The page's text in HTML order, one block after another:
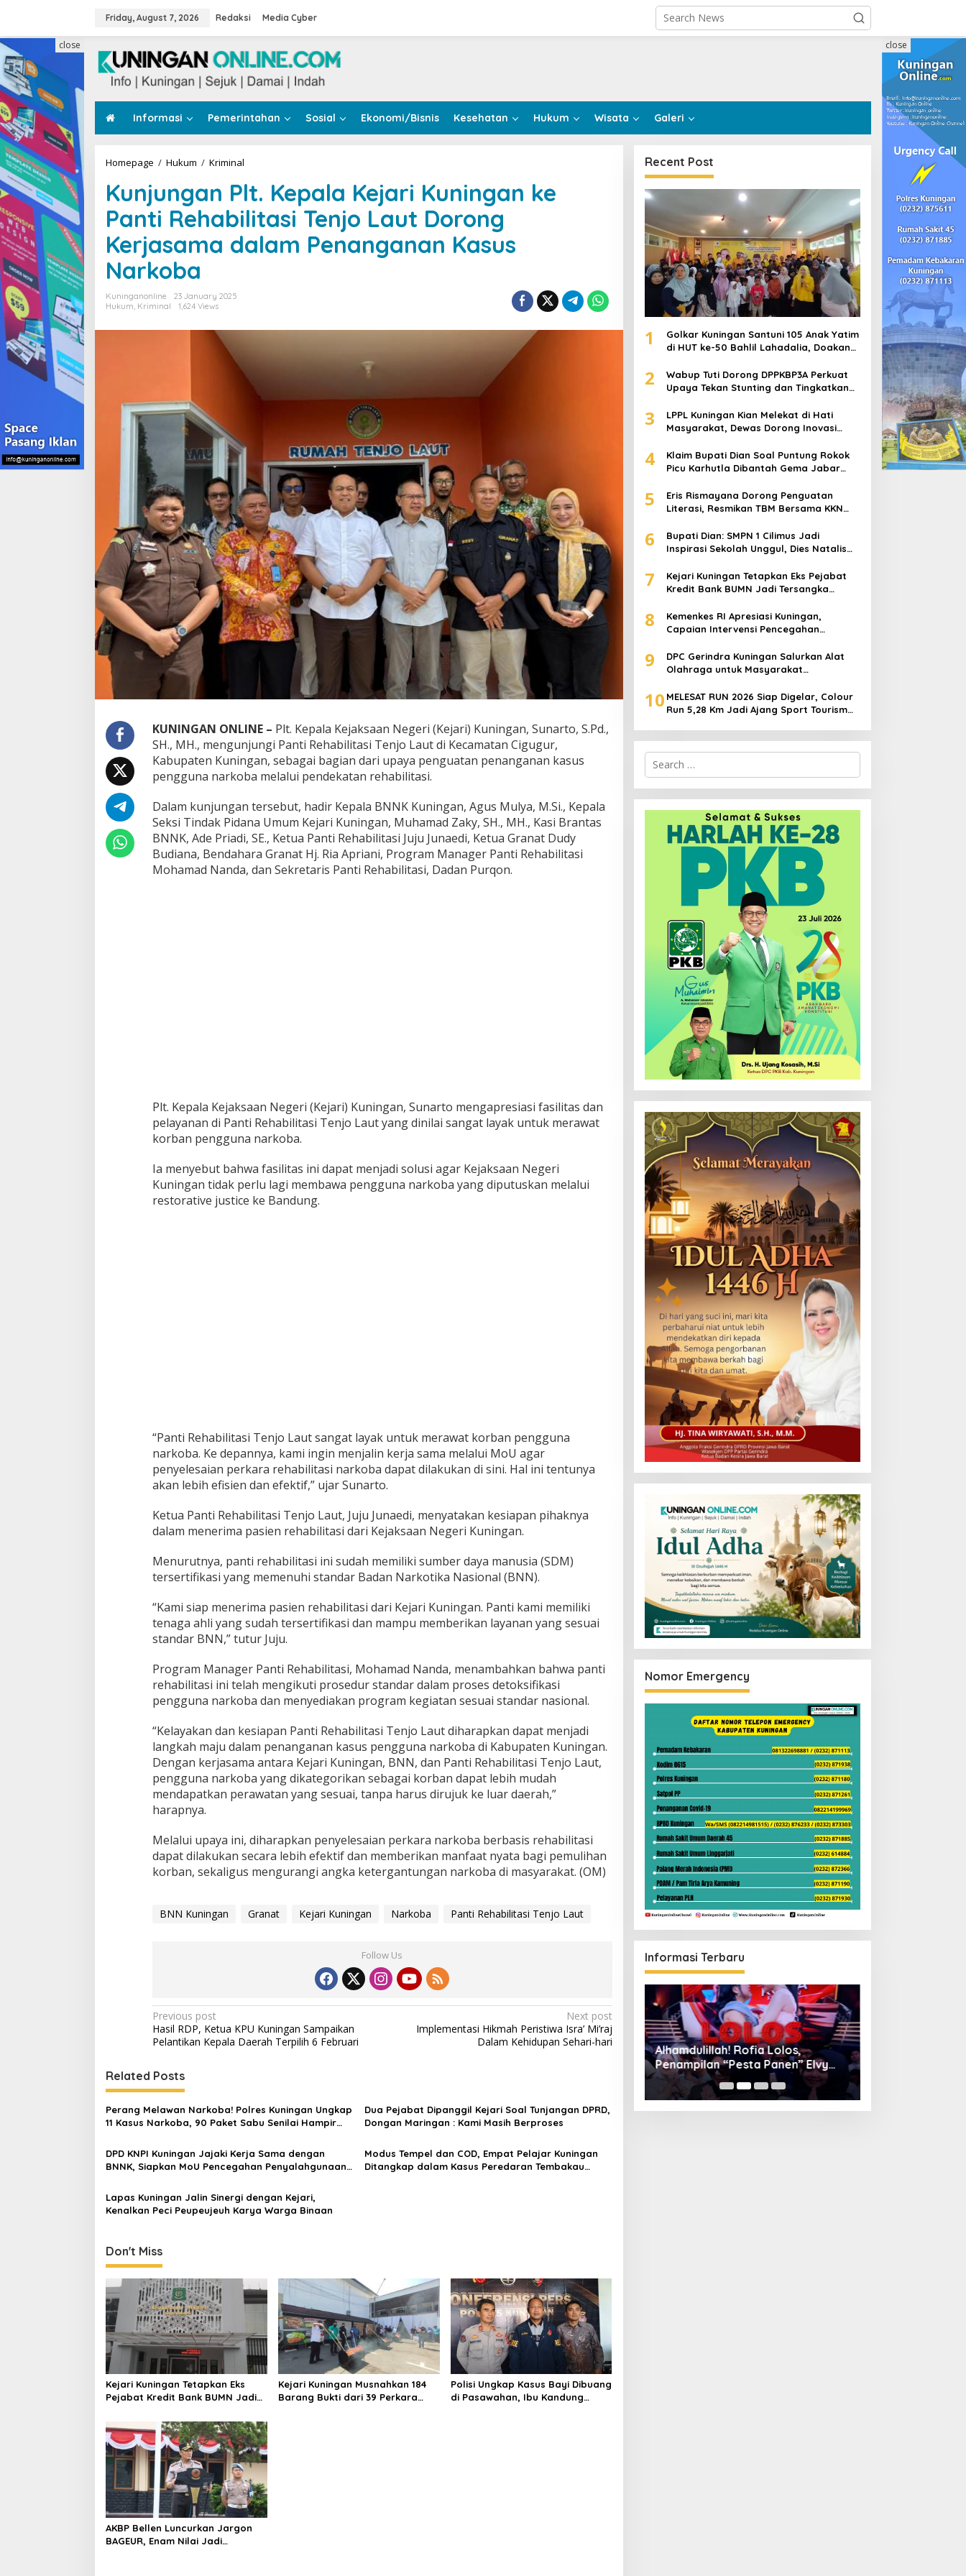
Friday, August 7, 2026 Redaksi Media Cyber
Informasi Pemerintahan Sosial Ekonomi/Bisnis Kesehatan Hukum Wisata Galeri
close close
Homepage / Hukum / Kriminal
Kepala
Kejari
Kuningan
ke
Panti
Rehabilitasi
Penanganan
Kunjungan Plt. Kepala Kejari Kuningan ke
Panti Rehabilitasi Tenjo Laut Dorong
Kerjasama dalam Penanganan Kasus
Narkoba
Kuninganonline
23 January 2025
Hukum Kriminal 1,624 Views
KUNINGAN ONLINE – Plt. Kepala Kejaksaan Negeri (Kejari) Kuningan, Sunarto, S.Pd.,
SH., MH., mengunjungi Panti Rehabilitasi Tenjo Laut di Kecamatan Cigugur,
Kabupaten Kuningan, sebagai bagian dari upaya penguatan penanganan kasus
pengguna narkoba melalui pendekatan rehabilitasi.
Dalam kunjungan tersebut, hadir Kepala BNNK Kuningan, Agus Mulya, M.Si., Kepala
Seksi Tindak Pidana Umum Kejari Kuningan, Muhamad Zaky, SH., MH., Kasi Brantas
BNNK, Ade Priadi, SE., Ketua Panti Rehabilitasi Juju Junaedi, Ketua Granat Dudy
Budiana, Bendahara Granat Hj. Ria Apriani, Program Manager Panti Rehabilitasi
Mohamad Nanda, dan Sekretaris Panti Rehabilitasi, Dadan Purqon.
Plt. Kepala Kejaksaan Negeri (Kejari) Kuningan, Sunarto mengapresiasi fasilitas dan
pelayanan di Panti Rehabilitasi Tenjo Laut yang dinilai sangat layak untuk merawat
korban pengguna narkoba.
Ia menyebut bahwa fasilitas ini dapat menjadi solusi agar Kejaksaan Negeri
Kuningan tidak perlu lagi membawa pengguna narkoba yang diputuskan melalui
restorative justice ke Bandung.
“Panti Rehabilitasi Tenjo Laut sangat layak untuk merawat korban pengguna
narkoba. Ke depannya, kami ingin menjalin kerja sama melalui MoU agar
penyelesaian perkara rehabilitasi narkoba dapat dilakukan di sini. Hal ini tentunya
akan lebih efisien dan efektif,” ujar Sunarto.
Ketua Panti Rehabilitasi Tenjo Laut, Juju Junaedi, menyatakan kesiapan pihaknya
dalam menerima pasien rehabilitasi dari Kejaksaan Negeri Kuningan.
Menurutnya, panti rehabilitasi ini sudah memiliki sumber daya manusia (SDM)
tersertifikasi yang memenuhi standar Badan Narkotika Nasional (BNN).
“Kami siap menerima pasien rehabilitasi dari Kejari Kuningan. Panti kami memiliki
tenaga ahli yang sudah tersertifikasi dan mampu memberikan layanan yang sesuai
standar BNN,” tutur Juju.
Program Manager Panti Rehabilitasi, Mohamad Nanda, menambahkan bahwa panti
rehabilitasi ini telah mengikuti prosedur standar dalam proses detoksifikasi
pengguna narkoba dan menyediakan program kegiatan sesuai standar nasional.
“Kelayakan dan kesiapan Panti Rehabilitasi Tenjo Laut diharapkan dapat menjadi
langkah maju dalam penanganan kasus pengguna narkoba di Kabupaten Kuningan.
Dengan kerjasama antara Kejari Kuningan, BNN, dan Panti Rehabilitasi Tenjo Laut,
pengguna narkoba yang dikategorikan sebagai korban dapat lebih mudah
mendapatkan perawatan yang sesuai, tanpa harus dirujuk ke luar daerah,”
harapnya.
Melalui upaya ini, diharapkan penyelesaian perkara narkoba berbasis rehabilitasi
dapat dilakukan secara lebih efektif dan memberikan manfaat nyata bagi pemulihan
korban, sekaligus mengurangi angka ketergantungan narkoba di masyarakat. (OM)
BNN Kuningan Granat Kejari Kuningan Narkoba Panti Rehabilitasi Tenjo Laut
Follow Us
Post
navigation
Previous post
Hasil RDP, Ketua KPU Kuningan Sampaikan
Pelantikan Kepala Daerah Terpilih 6 Februari
Next post
Implementasi Hikmah Peristiwa Isra’ Mi’raj
Dalam Kehidupan Sehari-hari
Related Posts
Perang Melawan Narkoba! Polres Kuningan Ungkap
11 Kasus Narkoba, 90 Paket Sabu Senilai Hampir
Dua Pejabat Dipanggil Kejari Soal Tunjangan DPRD,
Dongan Maringan : Kami Masih Berproses
DPD KNPI Kuningan Jajaki Kerja Sama dengan
BNNK, Siapkan MoU Pencegahan Penyalahgunaan
Modus Tempel dan COD, Empat Pelajar Kuningan
Ditangkap dalam Kasus Peredaran Tembakau
Lapas Kuningan Jalin Sinergi dengan Kejari,
Kenalkan Peci Peupeujeuh Karya Warga Binaan
Don't Miss
Kejari Kuningan Tetapkan Eks
Pejabat Kredit Bank BUMN Jadi
Rp529 Juta
Kejari Kuningan Musnahkan 184
Barang Bukti dari 39 Perkara
Polisi Ungkap Kasus Bayi Dibuang
di Pasawahan, Ibu Kandung
AKBP Bellen Luncurkan Jargon
BAGEUR, Enam Nilai Jadi
Recent Post
1
Golkar Kuningan Santuni 105 Anak Yatim
di HUT ke-50 Bahlil Lahadalia, Doakan
2
Wabup Tuti Dorong DPPKBP3A Perkuat
Upaya Tekan Stunting dan Tingkatkan
3
LPPL Kuningan Kian Melekat di Hati
Masyarakat, Dewas Dorong Inovasi
4
Klaim Bupati Dian Soal Puntung Rokok
Picu Karhutla Dibantah Gema Jabar
5
Eris Rismayana Dorong Penguatan
Literasi, Resmikan TBM Bersama KKN
6
Bupati Dian: SMPN 1 Cilimus Jadi
Inspirasi Sekolah Unggul, Dies Natalis
7
Kejari Kuningan Tetapkan Eks Pejabat
Kredit Bank BUMN Jadi Tersangka
8
Kemenkes RI Apresiasi Kuningan,
Capaian Intervensi Pencegahan
9
DPC Gerindra Kuningan Salurkan Alat
Olahraga untuk Masyarakat
Generasi Muda
10 MELESAT RUN 2026 Siap Digelar, Colour
Run 5,28 Km Jadi Ajang Sport Tourism
Search
for:
Nomor Emergency
Informasi Terbaru
LPPL Kuningan Kian Melekat di
Alhamdulillah! Rofia Lolos,
Penampilan “Pesta Panen” Elvy
Sukaesih Berbuah Manis